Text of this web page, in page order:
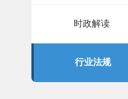
时政解读
行业法规